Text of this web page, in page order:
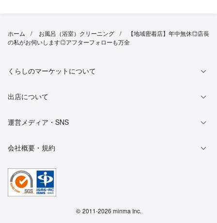
ホーム お風呂（浴室）クリーニング
【地域密着店】年中無休◎店長
の私がお伺いします◎アフターフォローも万全
くらしのマーケットについて
出店について
運営メディア・SNS
会社概要・規約
© 2011-2026 minma Inc.